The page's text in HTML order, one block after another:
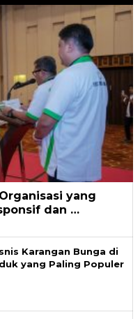
yang
dan …
Karangan Bunga di
yang Paling Populer